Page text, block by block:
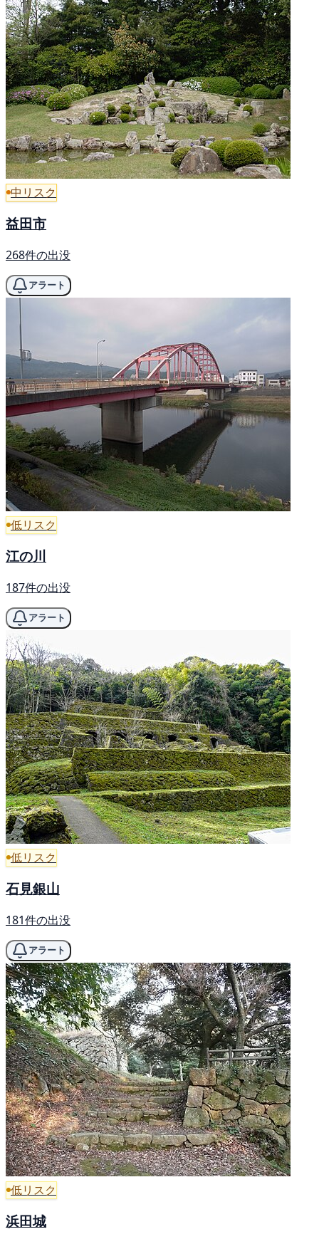
中リスク
益田市
268件の出没
アラート
低リスク
江の川
187件の出没
アラート
低リスク
石見銀山
181件の出没
アラート
低リスク
浜田城